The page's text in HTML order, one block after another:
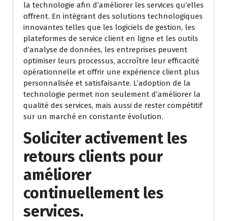
la technologie afin d’améliorer les services qu’elles
offrent. En intégrant des solutions technologiques
innovantes telles que les logiciels de gestion, les
plateformes de service client en ligne et les outils
d’analyse de données, les entreprises peuvent
optimiser leurs processus, accroître leur efficacité
opérationnelle et offrir une expérience client plus
personnalisée et satisfaisante. L’adoption de la
technologie permet non seulement d’améliorer la
qualité des services, mais aussi de rester compétitif
sur un marché en constante évolution.
Soliciter activement les
retours clients pour
améliorer
continuellement les
services.